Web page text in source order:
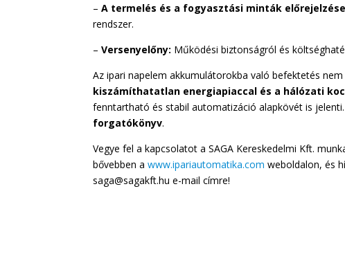
–A termelés és a fogyasztási minták
rendszer.
–Versenyelőny: Működési biztonságról és
Az ipari napelem akkumulátorokba való befektetés
kiszámíthatatlan energiapiaccal és a hálózati
fenntartható és stabil automatizáció alapkövét is
forgatókönyv.
Vegye fel a kapcsolatot a SAGA Kereskedelmi Kft.
bővebben awww.ipariautomatika.com weboldalon, és
saga@sagakft.hu e-mail címre!